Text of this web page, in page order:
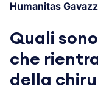
Humanitas
Quali
che
della